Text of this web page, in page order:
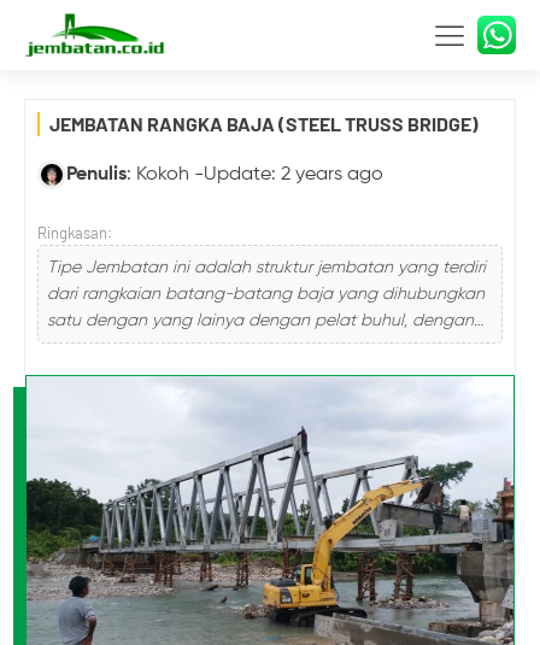
JEMBATAN RANGKA BAJA (STEEL TRUSS BRIDGE)
Penulis: Kokoh -Update: 2 years ago
Ringkasan:
Tipe Jembatan ini adalah struktur jembatan yang terdiri
dari rangkaian batang-batang baja yang dihubungkan
satu dengan yang lainya dengan pelat buhul, dengan
pengikat paku keling, […]